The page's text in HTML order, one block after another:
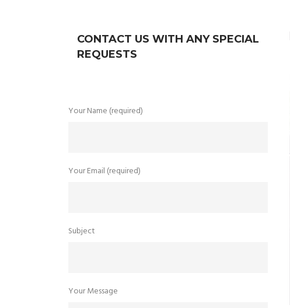
CONTACT US WITH ANY SPECIAL
REQUESTS
Your Name (required)
Your Email (required)
Subject
Your Message